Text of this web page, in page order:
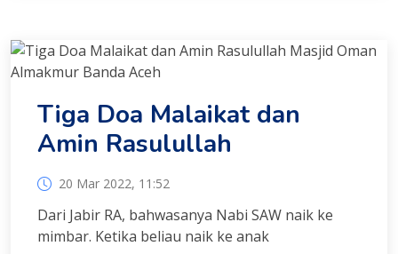
Tiga Doa Malaikat dan
Amin Rasulullah
20 Mar 2022, 11:52
Dari Jabir RA, bahwasanya Nabi SAW naik ke
mimbar. Ketika beliau naik ke anak